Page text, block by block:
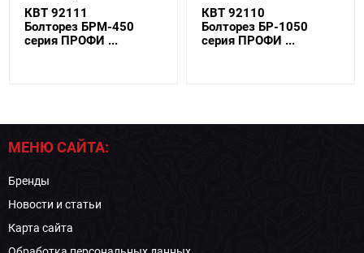
КВТ 92111
Болторез БРМ-450
серия ПРОФИ ...
КВТ 92110
Болторез БР-1050
серия ПРОФИ ...
МЕНЮ САЙТА:
Бренды
Новости и статьи
Карта сайта